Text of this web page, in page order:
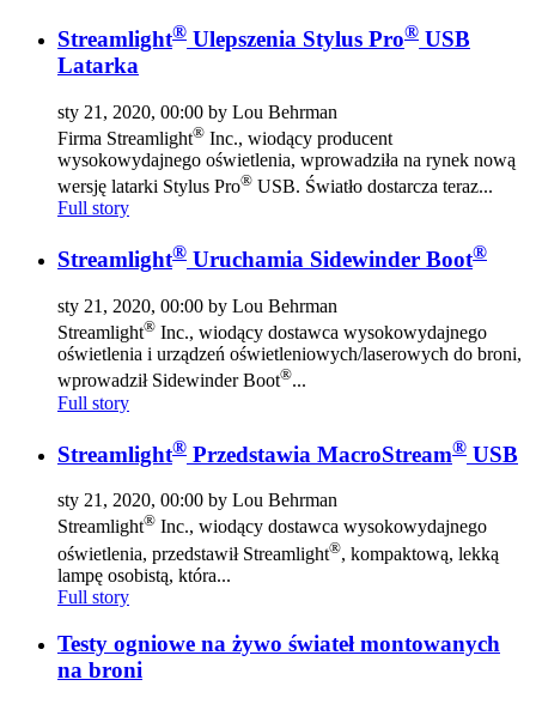
Streamlight® Ulepszenia Stylus Pro® USB
Latarka
sty 21, 2020, 00:00 by Lou Behrman
Firma Streamlight® Inc., wiodący producent
wysokowydajnego oświetlenia, wprowadziła na rynek nową
wersję latarki Stylus Pro® USB. Światło dostarcza teraz...
Full story
Streamlight® Uruchamia Sidewinder Boot®
sty 21, 2020, 00:00 by Lou Behrman
Streamlight® Inc., wiodący dostawca wysokowydajnego
oświetlenia i urządzeń oświetleniowych/laserowych do broni,
wprowadził Sidewinder Boot®...
Full story
Streamlight® Przedstawia MacroStream® USB
sty 21, 2020, 00:00 by Lou Behrman
Streamlight® Inc., wiodący dostawca wysokowydajnego
oświetlenia, przedstawił Streamlight®, kompaktową, lekką
lampę osobistą, która...
Full story
Testy ogniowe na żywo świateł montowanych
na broni